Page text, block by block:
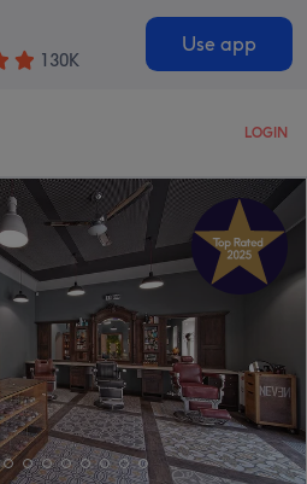
130K
Use app
LOGIN